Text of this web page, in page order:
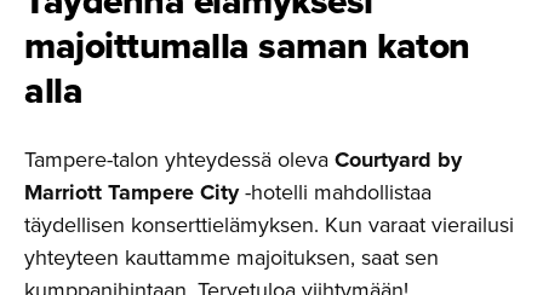
majoittu­malla saman katon
alla
Tampere-talon yhteydessä olevaCourtyard by
Marriott Tampere City-hotelli mahdollistaa
täydellisen konserttielämyksen. Kun varaat vierailusi
yhteyteen kauttamme majoituksen, saat sen